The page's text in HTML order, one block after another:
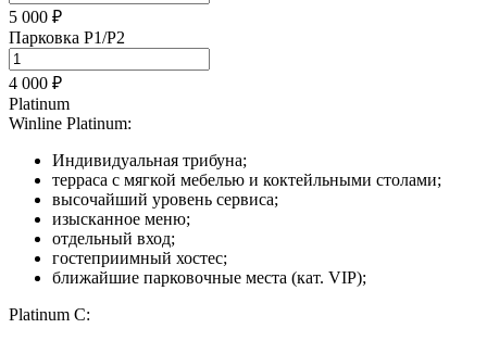
5 000 ₽
Парковка P1/P2
4 000 ₽
Platinum
Winline Platinum:
Индивидуальная трибуна;
терраса с мягкой мебелью и коктейльными столами;
высочайший уровень сервиса;
изысканное меню;
отдельный вход;
гостеприимный хостес;
ближайшие парковочные места (кат. VIP);
Platinum C: